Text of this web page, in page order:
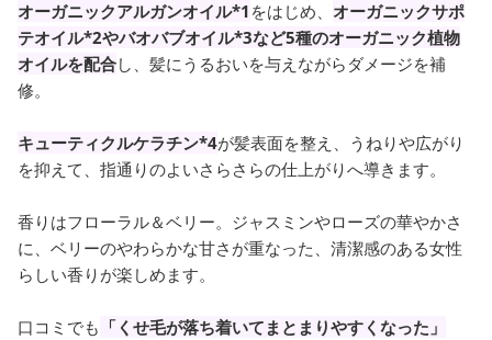
オーガニックアルガンオイル*1 をはじめ、 オーガニックサポ
テオイル*2やバオバブオイル*3など5種のオーガニック植物
オイルを配合し、髪にうるおいを与えながらダメージを補
修。
キューティクルケラチン*4が髪表面を整え、うねりや広がり
を抑えて、指通りのよいさらさらの仕上がりへ導きます。
香りはフローラル＆ベリー。ジャスミンやローズの華やかさ
に、ベリーのやわらかな甘さが重なった、清潔感のある女性
らしい香りが楽しめます。
口コミでも 「くせ毛が落ち着いてまとまりやすくなった」